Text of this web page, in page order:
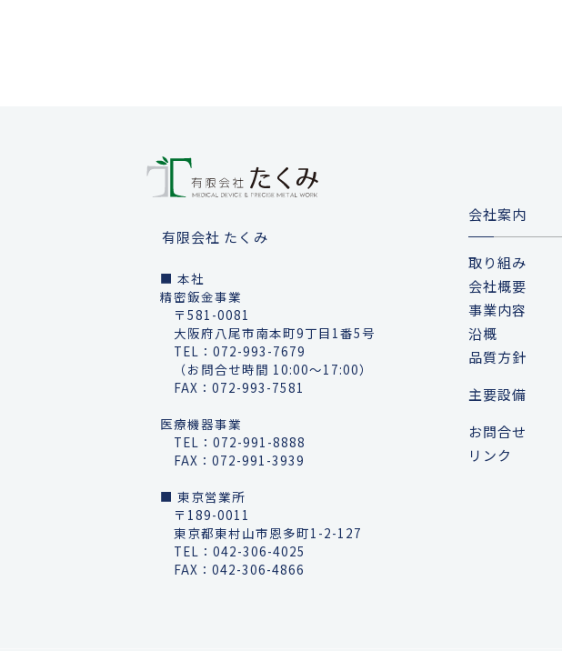
有限会社 たくみ
■ 本社
精密鈑金事業
〒581-0081
大阪府八尾市南本町9丁目1番5号
TEL：072-993-7679
（お問合せ時間 10:00～17:00）
FAX：072-993-7581
医療機器事業
TEL：072-991-8888
FAX：072-991-3939
■ 東京営業所
〒189-0011
東京都東村山市恩多町1-2-127
TEL：042-306-4025
FAX：042-306-4866
会社案内
取り組み
会社概要
事業内容
沿概
品質方針
主要設備
お問合せ
リンク